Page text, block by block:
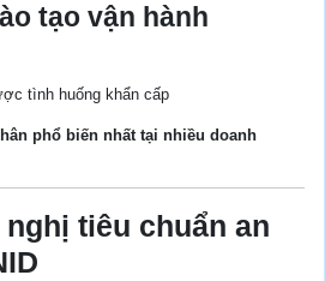
tạo vận hành
tình huống khẩn cấp
phổ biến nhất tại nhiều doanh
tiêu chuẩn an